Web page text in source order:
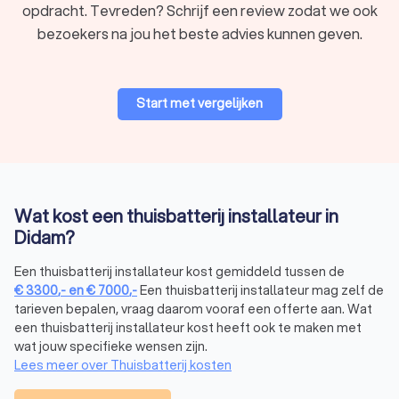
factoren. Zo is de capaciteit belangrijk, wat bepaalt hoeveel
energie de batterij kan opslaan. Een gemiddeld huishouden in
Didam heeft vaak genoeg aan een thuisaccu van 5 tot 10 kWh,
offertes aan te vragen bij lokale thuisbatterij installateurs in
Didam. Hierdoor krijg je een goed beeld van de prijzen en kun
Het installeren van een thuisbatterij in Didam
Het installeren van een thuisbatterij vereist expertise. Een
professionele thuisbatterij installateur uit Didam zorgt voor
een veilige en correcte aansluiting op je zonnepanelen en het
elektriciteitsnetwerk. De installateur adviseert je over de
beste plek voor de batterij, meestal in de buurt van de
meterkast, en zorgt ervoor dat het systeem juist is ingesteld.
opdracht. Tevreden? Schrijf een review zodat we ook
bezoekers na jou het beste advies kunnen geven.
Start met vergelijken
Wat kost een thuisbatterij installateur in
Didam?
Een thuisbatterij installateur kost gemiddeld tussen de
€3300,- en€ 7000,-Een thuisbatterij installateur mag zelf de
tarieven bepalen, vraag daarom vooraf een offerte aan. Wat
een thuisbatterij installateur kost heeft ook te maken met
wat jouw specifieke wensen zijn.
Lees meer over Thuisbatterij kosten